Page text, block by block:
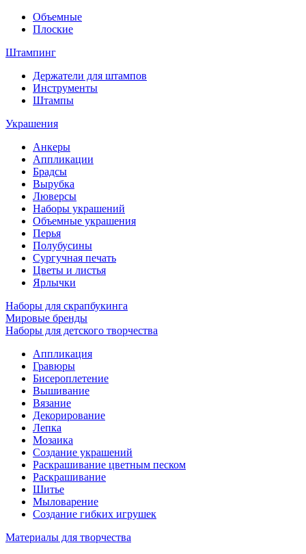
Объемные
Плоские
Штампинг
Держатели для штампов
Инструменты
Штампы
Украшения
Анкеры
Аппликации
Брадсы
Вырубка
Люверсы
Наборы украшений
Объемные украшения
Перья
Полубусины
Сургучная печать
Цветы и листья
Ярлычки
Наборы для скрапбукинга
Мировые бренды
Наборы для детского творчества
Аппликация
Гравюры
Бисероплетение
Вышивание
Вязание
Декорирование
Лепка
Мозаика
Создание украшений
Раскрашивание цветным песком
Раскрашивание
Шитье
Мыловарение
Создание гибких игрушек
Материалы для творчества